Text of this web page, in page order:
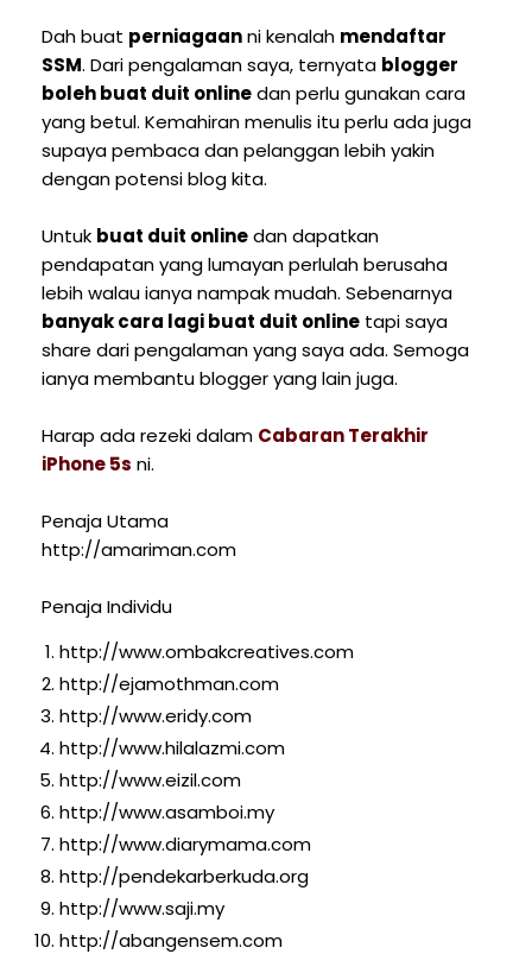
Dah buat perniagaanni kenalah mendaftar
SSM. Dari pengalaman saya, ternyata blogger
boleh buat duit onlinedan perlu gunakan cara
yang betul. Kemahiran menulis itu perlu ada juga
supaya pembaca dan pelanggan lebih yakin
dengan potensi blog kita.
Untuk buat duit onlinedan dapatkan
pendapatan yang lumayan perlulah berusaha
lebih walau ianya nampak mudah. Sebenarnya
banyak cara lagi buat duit online tapi saya
share dari pengalaman yang saya ada. Semoga
ianya membantu blogger yang lain juga.
Harap ada rezeki dalam Cabaran Terakhir
iPhone 5s ni.
Penaja Utama
http://amariman.com
Penaja Individu
http://www.ombakcreatives.com
http://ejamothman.com
http://www.eridy.com
http://www.hilalazmi.com
http://www.eizil.com
http://www.asamboi.my
http://www.diarymama.com
http://pendekarberkuda.org
http://www.saji.my
http://abangensem.com